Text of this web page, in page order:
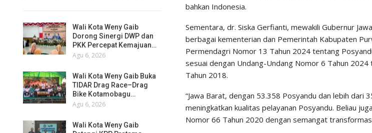
bahkan Indonesia.
Sementara, dr. Siska Gerfianti, mewakili Gubernur
berbagai kementerian dan Pemerintah Kabupaten
Permendagri Nomor 13 Tahun 2024 tentang
sesuai dengan Undang-Undang Nomor 6 Tahun
Tahun 2018.
“Jawa Barat, dengan 53.358 Posyandu dan lebih
meningkatkan kualitas pelayanan Posyandu. Beliau
Nomor 66 Tahun 2020 dengan semangat
Wali Kota Weny Gaib
Dorong Sinergi DWP dan
PKK Percepat Kemajuan…
Agu 6, 2026
Wali Kota Weny Gaib Buka
TIDAR Drag Race–Drag
Bike Kotamobagu…
Agu 6, 2026
Wali Kota Weny Gaib